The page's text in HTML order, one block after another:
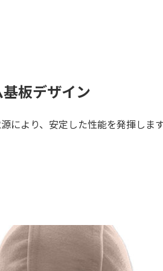
板デザイン
により、安定した性能を発揮しま